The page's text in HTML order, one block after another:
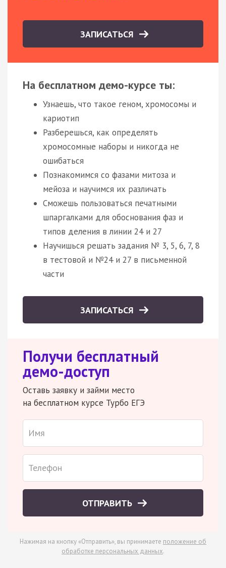
ЗАПИСАТЬСЯ
На бесплатном демо-курсе ты:
Узнаешь, что такое геном, хромосомы и
кариотип
Разберешься, как определять
хромосомные наборы и никогда не
ошибаться
Познакомимся со фазами митоза и
мейоза и научимся их различать
Сможешь пользоваться печатными
шпаргалками для обоснования фаз и
типов деления в линии 24 и 27
Научишься решать задания № 3, 5, 6, 7, 8
в тестовой и №24 и 27 в письменной
части
ЗАПИСАТЬСЯ
Получи бесплатный
демо-доступ
Оставь заявку и займи место
на бесплатном курсе Турбо ЕГЭ
ОТПРАВИТЬ
Нажимая на кнопку «Отправить», вы принимаете положение об
обработке персональных данных.